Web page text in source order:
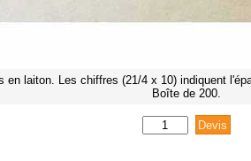
en laiton. Les chiffres (21/4 x 10) indiquent
Boîte de 200.